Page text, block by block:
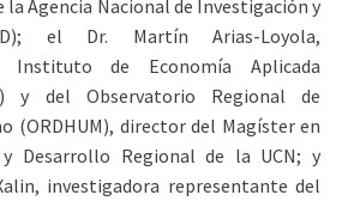
la Agencia Nacional de Investigación y
el Dr. Martín Arias-Loyola,
Instituto de Economía Aplicada
y del Observatorio Regional de
(ORDHUM), director del Magíster en
y Desarrollo Regional de la UCN; y
investigadora representante del